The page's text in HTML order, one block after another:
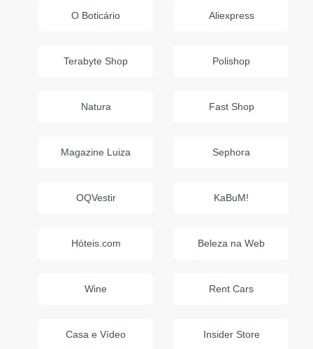
O Boticário Aliexpress
Terabyte Shop Polishop
Natura Fast Shop
Magazine Luiza Sephora
OQVestir KaBuM!
Hóteis.com Beleza na Web
Wine Rent Cars
Casa e Vídeo Insider Store